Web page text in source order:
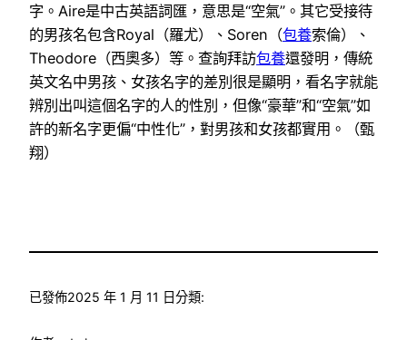
字。Aire是中古英語詞匯，意思是“空氣”。其它受接待
的男孩名包含Royal（羅尤）、Soren（包養索倫）、
Theodore（西奧多）等。查詢拜訪包養還發明，傳統
英文名中男孩、女孩名字的差別很是顯明，看名字就能
辨別出叫這個名字的人的性別，但像“豪華”和“空氣”如
許的新名字更偏“中性化”，對男孩和女孩都實用。（甄
翔）
已發佈2025 年 1 月 11 日分類: